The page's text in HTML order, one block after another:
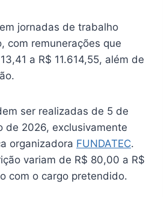
jornadas de trabalho
com remunerações que
a R$ 11.614,55, além de
ser realizadas de 5 de
de 2026, exclusivamente
organizadora FUNDATEC.
variam de R$ 80,00 a R$
com o cargo pretendido.